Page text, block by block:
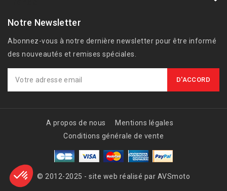
Notre Newsletter
Abonnez-vous à notre dernière newsletter pour être informé
des nouveautés et remises spéciales.
A propos de nous
Mentions légales
Conditions générale de vente
© 2012-2025 - site web réalisé par AVSmoto